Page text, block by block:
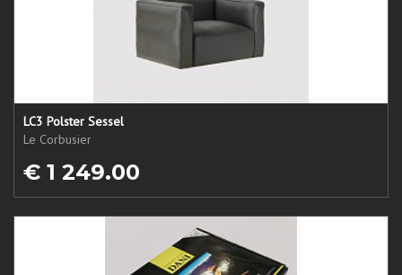
LC3 Polster Sessel
Le Corbusier
€ 1 249.00